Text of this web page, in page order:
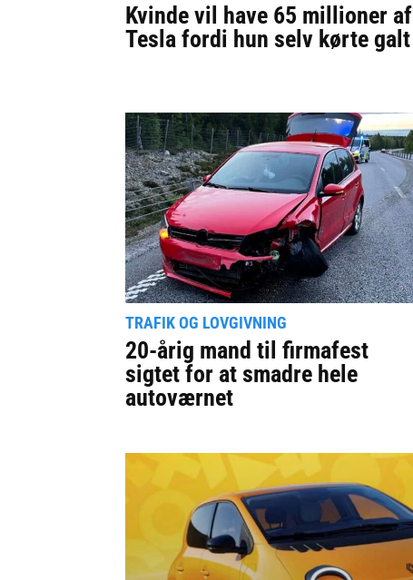
Kvinde vil have 65 millioner af
Tesla fordi hun selv kørte galt
TRAFIK OG LOVGIVNING
20-årig mand til firmafest
sigtet for at smadre hele
autoværnet